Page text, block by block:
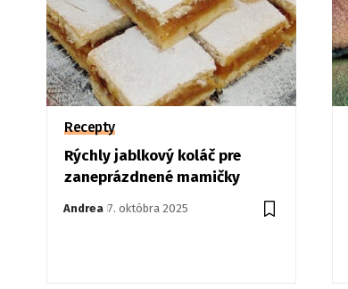
Recepty
Rýchly jablkový koláč pre
zaneprázdnené mamičky
Andrea 7. októbra 2025